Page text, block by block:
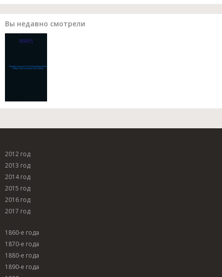
Вы недавно смотрели
2012 год
2013 год
2014 год
2015 год
2016 год
2017 год
1860-е года
1870-е года
1880-е года
1890-е года